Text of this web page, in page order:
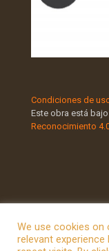
Condiciones de
Este obra está bajo
Reconocimiento
We use cookies on
relevant